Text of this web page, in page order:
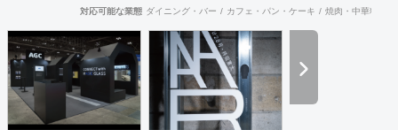
対応可能な業態 ダイニング・バー カフェ・パン・ケーキ 焼肉・中華料理